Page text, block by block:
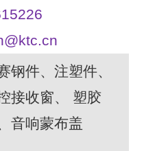
钢件、注塑件、
接收窗、 塑胶
音响蒙布盖